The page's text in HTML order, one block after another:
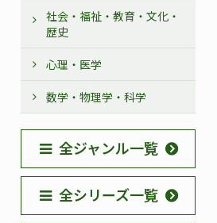
社会・福祉・教育・文化・
歴史
心理・医学
数学・物理学・科学
全ジャンル一覧
全シリーズ一覧